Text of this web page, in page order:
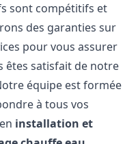
sont compétitifs et
des garanties sur
pour vous assurer
êtes satisfait de notre
équipe est formée
à tous vos
installation et